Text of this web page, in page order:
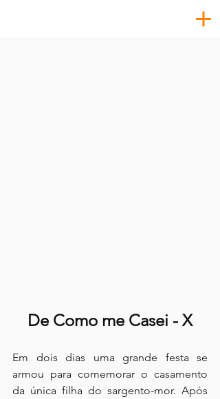
De Como me Casei - X
Em dois dias uma grande festa se
armou para comemorar o casamento
da única filha do sargento-mor. Após